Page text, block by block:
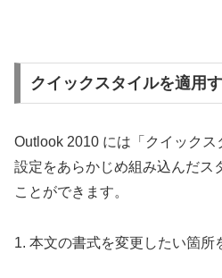
クイックスタイルを適用
Outlook 2010 には「クイック
設定をあらかじめ組み込んだス
ことができます。
1. 本文の書式を変更したい箇所